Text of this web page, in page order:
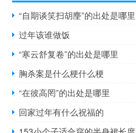
“自期谈笑扫胡麈”的出处是哪里
过年该谁做饭
“寒云舒复卷”的出处是哪里
胸杀案是什么梗什么梗
“在彼高罔”的出处是哪里
回家过年有什么祝福的